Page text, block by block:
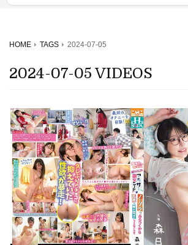
HOME TAGS 2024-07-05
2024-07-05 VIDEOS